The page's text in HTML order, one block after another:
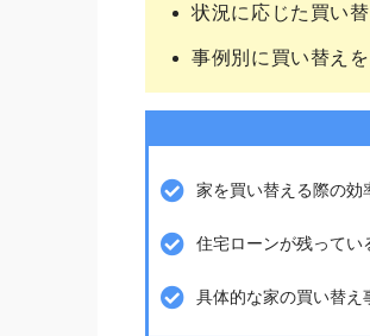
状況に応じた買い
事例別に買い替え
家を買い替える際の効
住宅ローンが残ってい
具体的な家の買い替え